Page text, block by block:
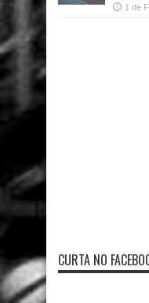
1 de
CURTA NO